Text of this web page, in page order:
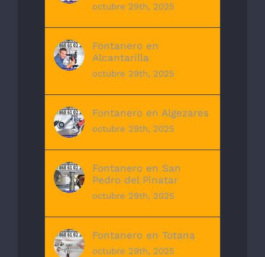
octubre 29th, 2025
Fontanero en
Alcantarilla
octubre 29th, 2025
Fontanero en Algezares
octubre 29th, 2025
Fontanero en San
Pedro del Pinatar
octubre 29th, 2025
Fontanero en Totana
octubre 29th, 2025